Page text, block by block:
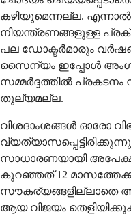
കഴിയുമെന്നല്ല.
നിയന്ത്രണങ്ങളുള്ള
പല ഡോക്ടർമാരും
സൈന്യം ഇപ്പോൾ
സമ്മർദ്ദത്തിൽ
തുല്യമല്ല.
വിശദാംശങ്ങൾ ഓരോ
സാധാരണയായി
കുറഞ്ഞത് 12
സൗകര്യങ്ങളില്ലാതെ
ആയ വിജയം